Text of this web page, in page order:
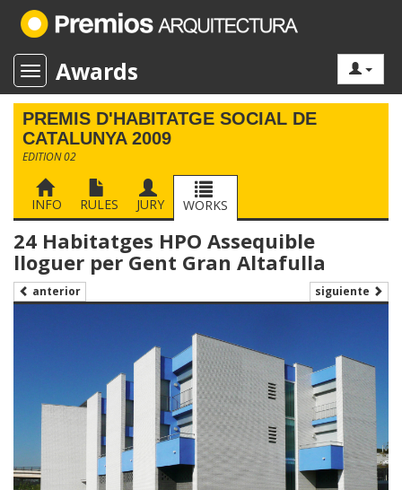
Toggle navigation
Awards
PREMIS D'HABITATGE SOCIAL DE
CATALUNYA 2009
EDITION 02
INFO RULES JURY WORKS
24 Habitatges HPO Assequible
lloguer per Gent Gran Altafulla
anterior siguiente